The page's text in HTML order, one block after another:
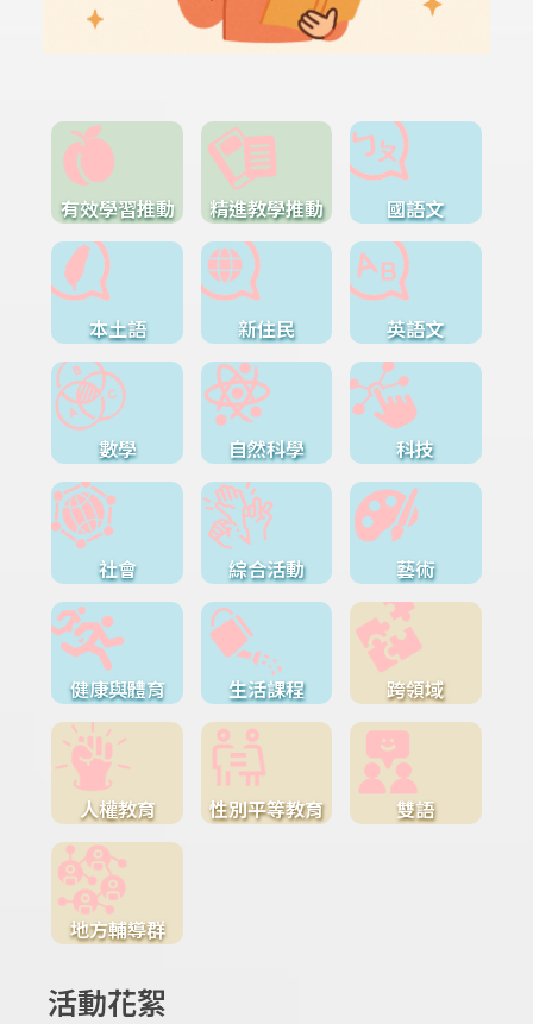
有效學習推動 精進教學推動 國語文
本土語 新住民 英語文
數學 自然科學 科技
社會 綜合活動 藝術
健康與體育 生活課程 跨領域
人權教育 性別平等教育 雙語
地方輔導群
活動花絮